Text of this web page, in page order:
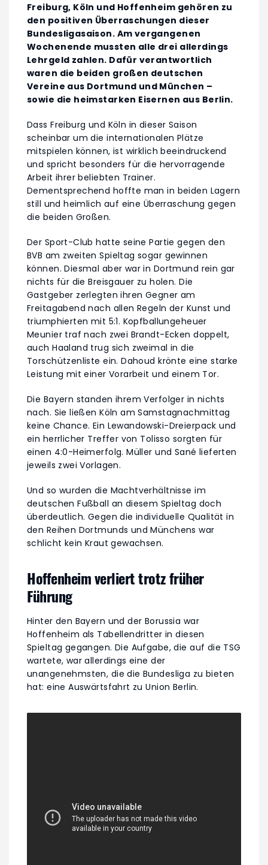
Freiburg, Köln und Hoffenheim gehören zu
den positiven Überraschungen dieser
Bundesligasaison. Am vergangenen
Wochenende mussten alle drei allerdings
Lehrgeld zahlen. Dafür verantwortlich
waren die beiden großen deutschen
Vereine aus Dortmund und München –
sowie die heimstarken Eisernen aus Berlin.
Dass Freiburg und Köln in dieser Saison
scheinbar um die internationalen Plätze
mitspielen können, ist wirklich beeindruckend
und spricht besonders für die hervorragende
Arbeit ihrer beliebten Trainer.
Dementsprechend hoffte man in beiden Lagern
still und heimlich auf eine Überraschung gegen
die beiden Großen.
Der Sport-Club hatte seine Partie gegen den
BVB am zweiten Spieltag sogar gewinnen
können. Diesmal aber war in Dortmund rein gar
nichts für die Breisgauer zu holen. Die
Gastgeber zerlegten ihren Gegner am
Freitagabend nach allen Regeln der Kunst und
triumphierten mit 5:1. Kopfballungeheuer
Meunier traf nach zwei Brandt-Ecken doppelt,
auch Haaland trug sich zweimal in die
Torschützenliste ein. Dahoud krönte eine starke
Leistung mit einer Vorarbeit und einem Tor.
Die Bayern standen ihrem Verfolger in nichts
nach. Sie ließen Köln am Samstagnachmittag
keine Chance. Ein Lewandowski-Dreierpack und
ein herrlicher Treffer von Tolisso sorgten für
einen 4:0-Heimerfolg. Müller und Sané lieferten
jeweils zwei Vorlagen.
Und so wurden die Machtverhältnisse im
deutschen Fußball an diesem Spieltag doch
überdeutlich. Gegen die individuelle Qualität in
den Reihen Dortmunds und Münchens war
schlicht kein Kraut gewachsen.
Hoffenheim verliert trotz früher
Führung
Hinter den Bayern und der Borussia war
Hoffenheim als Tabellendritter in diesen
Spieltag gegangen. Die Aufgabe, die auf die TSG
wartete, war allerdings eine der
unangenehmsten, die die Bundesliga zu bieten
hat: eine Auswärtsfahrt zu Union Berlin.